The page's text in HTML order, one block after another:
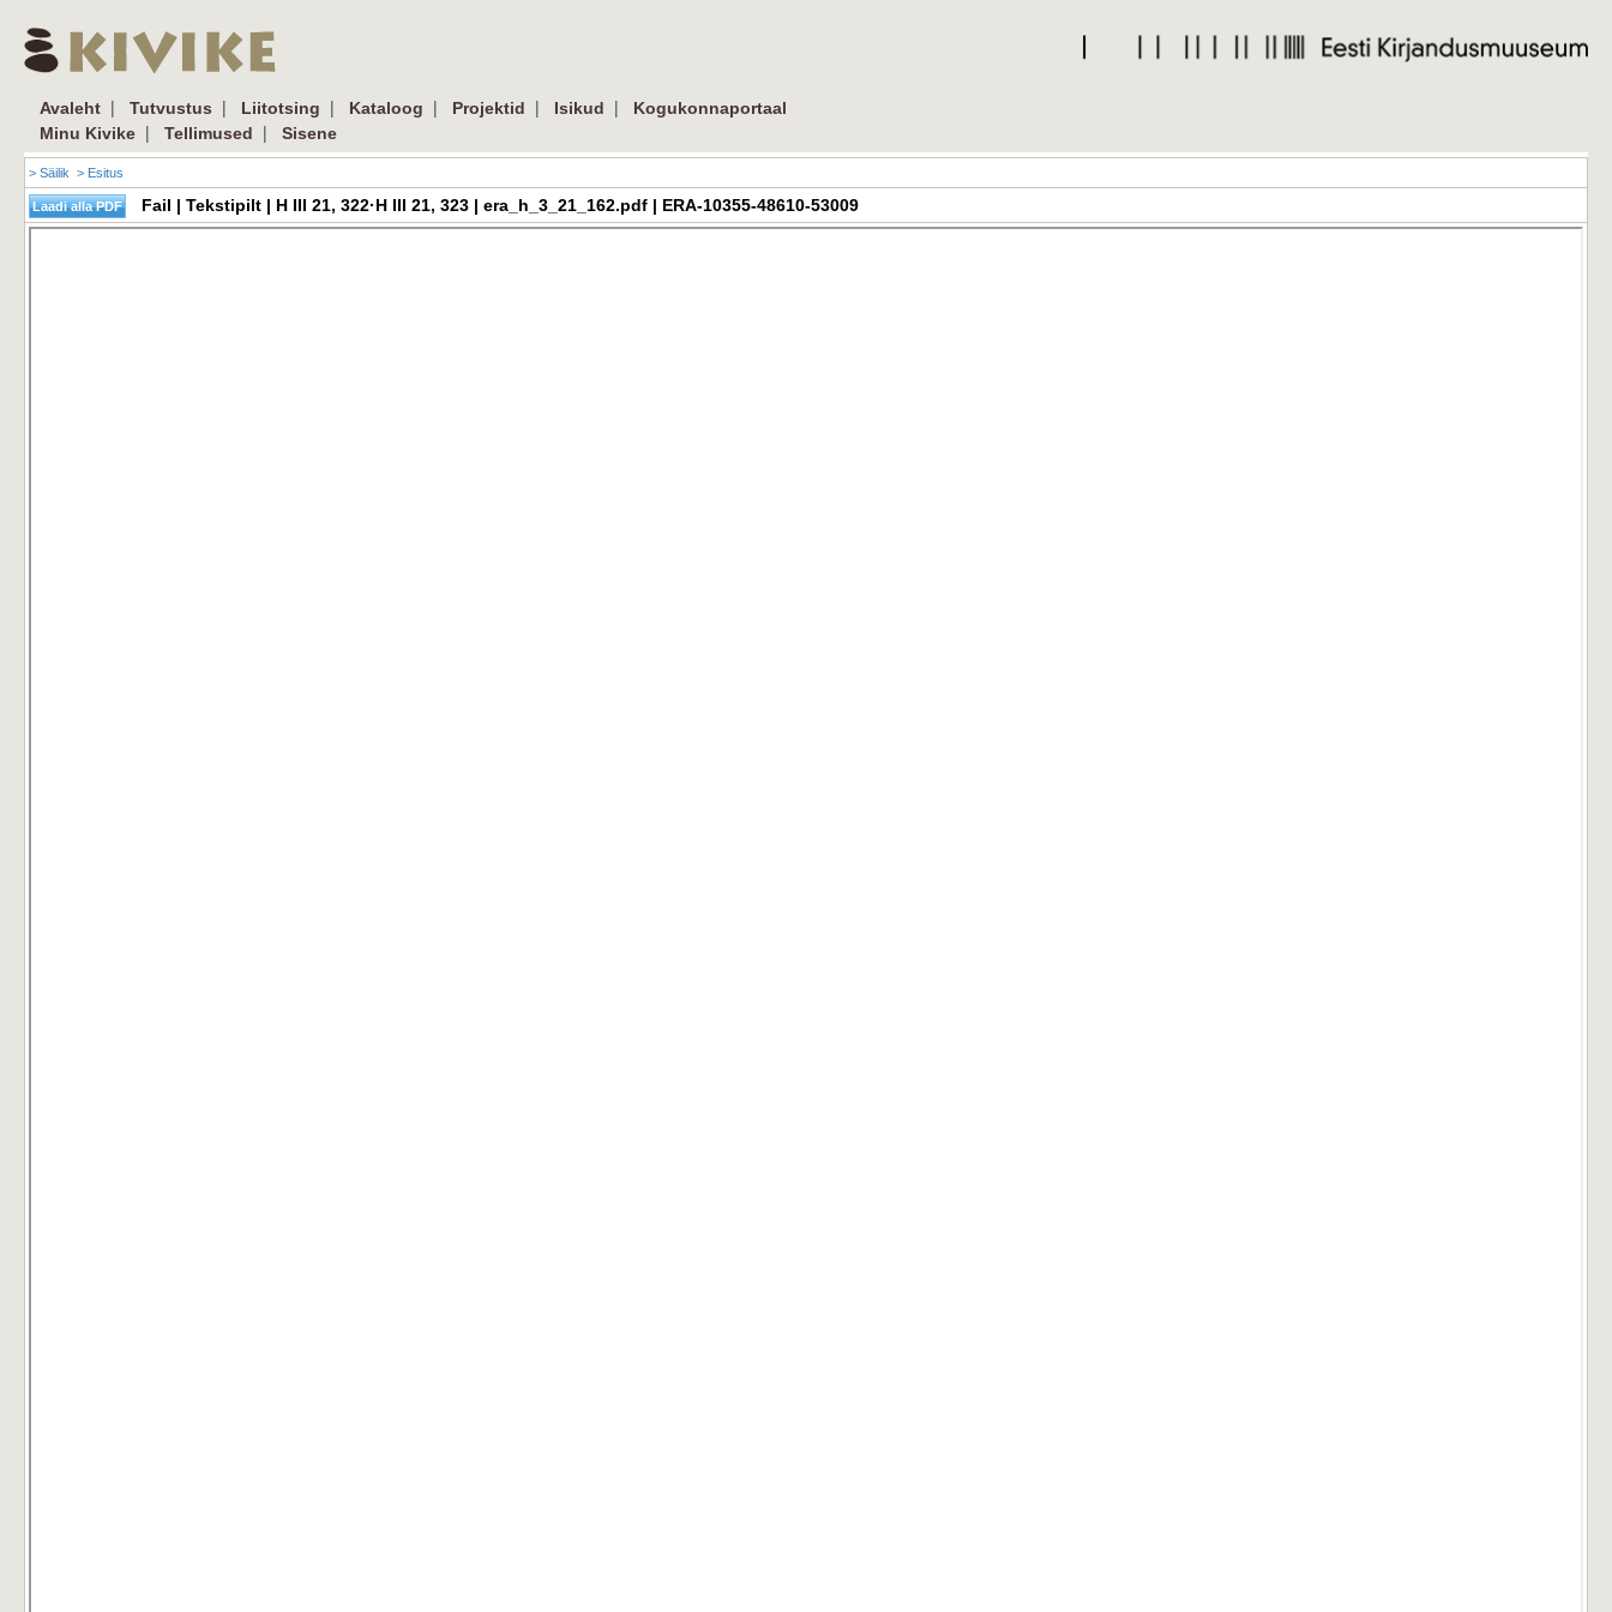
Avaleht | Tutvustus | Liitotsing | Kataloog | Projektid | Isikud |
Kogukonnaportaal
Minu Kivike | Tellimused | Sisene
> Säilik > Esitus
Fail | Tekstipilt | H III 21, 322·H III 21, 323 | era_h_3_21_162.pdf | ERA-10355-48610-53009